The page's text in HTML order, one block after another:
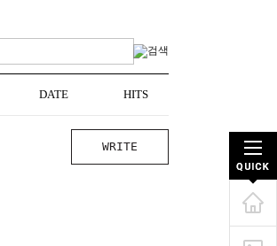
DATE HITS
WRITE